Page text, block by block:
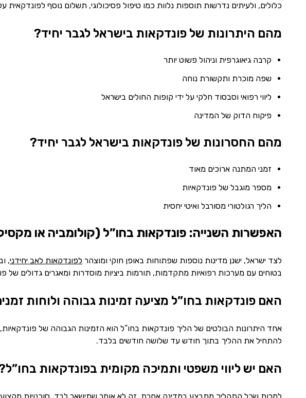
כלולים, ולעיתים נדרשות תוספות נלוות כמו טיפול פסיכולוגי, תשלום נוסף לפונדקאית על
מהם היתרונות של פונדקאות בישראל לגבר יחיד?
קרבה גיאוגרפית וניהול פשוט יותר
שפה מוכרת ותקשורת נוחה
ליווי רפואי וסבסוד חלקי על ידי קופות החולים בישראל
פיקוח הדוק של המדינה
מהם החסרונות של פונדקאות בישראל לגבר יחיד?
זמני המתנה ארוכים מאוד
מספר מוגבל של פונדקאיות
הליך רגולטורי מסורבל ואיטי יחסית
האפשרות השנייה: פונדקאות בחו”ל (קולומביה או
לצד ישראל, ישנן מדינות נוספות שפתוחות באופן חוקי ומוצהר לפונדקאות לאב יחידני,
בטוחים עם מערכות רפואיות מתקדמות, תורמות ביציות מוסדרות ומאגרים גדולים של
האם פונדקאות בחו”ל מציעה זמינות גבוהה ולוחות
אחד היתרונות הבולטים של הליך פונדקאות בחו”ל הוא הזמינות הגבוהה של
להתחיל את ההליך בתוך חודש עד שלושה חודשים בלבד.
האם יש ליווי משפטי ותמיכה מקומית בפונדקאות